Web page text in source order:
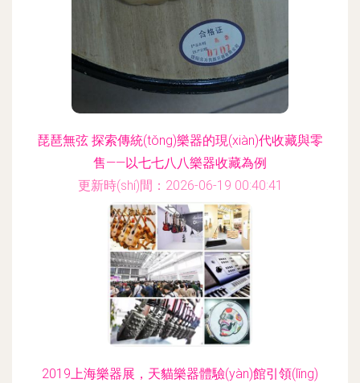
琵琶無弦 探索傳統(tǒng)樂器的現(xiàn)代收藏與零
售——以七七八八樂器收藏為例
更新時(shí)間：2026-06-19 00:40:41
2019上海樂器展，天貓樂器體驗(yàn)館引領(lǐng)